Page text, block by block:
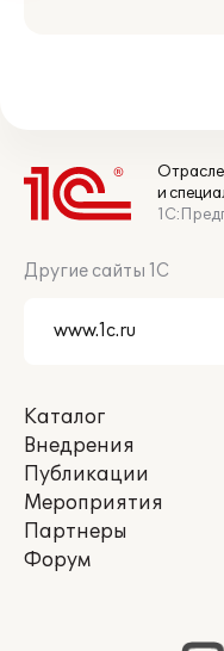
и
Другие сайты 1С
Каталог
Внедрения
Публикации
Мероприятия
Партнеры
Форум